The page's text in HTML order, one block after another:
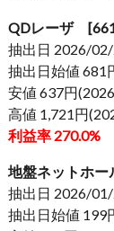
QDレーザ
抽出日 2026/
抽出日始値 681
安値 637円
高値 1,721円
利益率 270.0%
地盤ネットホ
抽出日 2026/
抽出日始値 199